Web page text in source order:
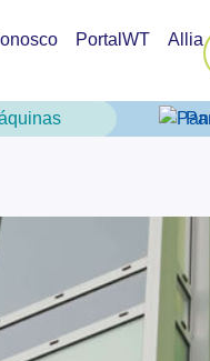
PortalWT Allia